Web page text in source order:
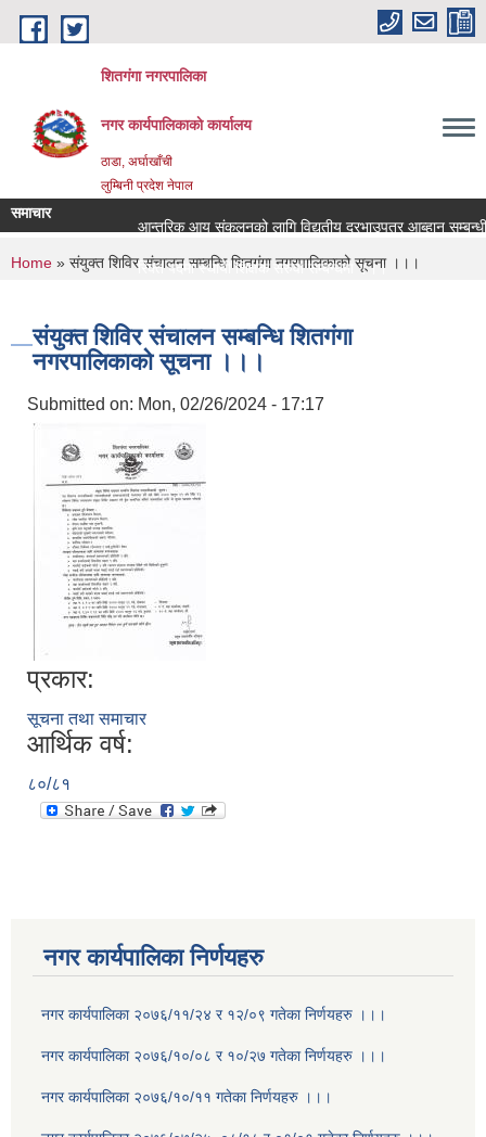
Skip to main content
शितगंगा नगरपालिका
नगर कार्यपालिकाकाे कार्यालय
ठाडा, अर्घाखाँची
लुम्बिनी प्रदेश नेपाल
समाचार
आन्तरिक आय संकलनको लागि विद्युतीय दरभाउपत्र आब्हान
रिक्त पदमा स्थायी शिक्षक सरुवा सम्बन्धमा ।।।
You are here
Home » संयुक्त शिविर संचालन सम्बन्धि शितगंगा नगरपालिकाको सूचना ।।।
संयुक्त शिविर संचालन सम्बन्धि शितगंगा
नगरपालिकाको सूचना ।।।
Submitted on: Mon, 02/26/2024 - 17:17
प्रकार:
सूचना तथा समाचार
आर्थिक वर्ष:
८०/८१
नगर कार्यपालिका निर्णयहरु
नगर कार्यपालिका २०७६/११/२४ र १२/०९ गतेका निर्णयहरु ।।।
नगर कार्यपालिका २०७६/१०/०८ र १०/२७ गतेका निर्णयहरु ।।।
नगर कार्यपालिका २०७६/१०/११ गतेका निर्णयहरु ।।।